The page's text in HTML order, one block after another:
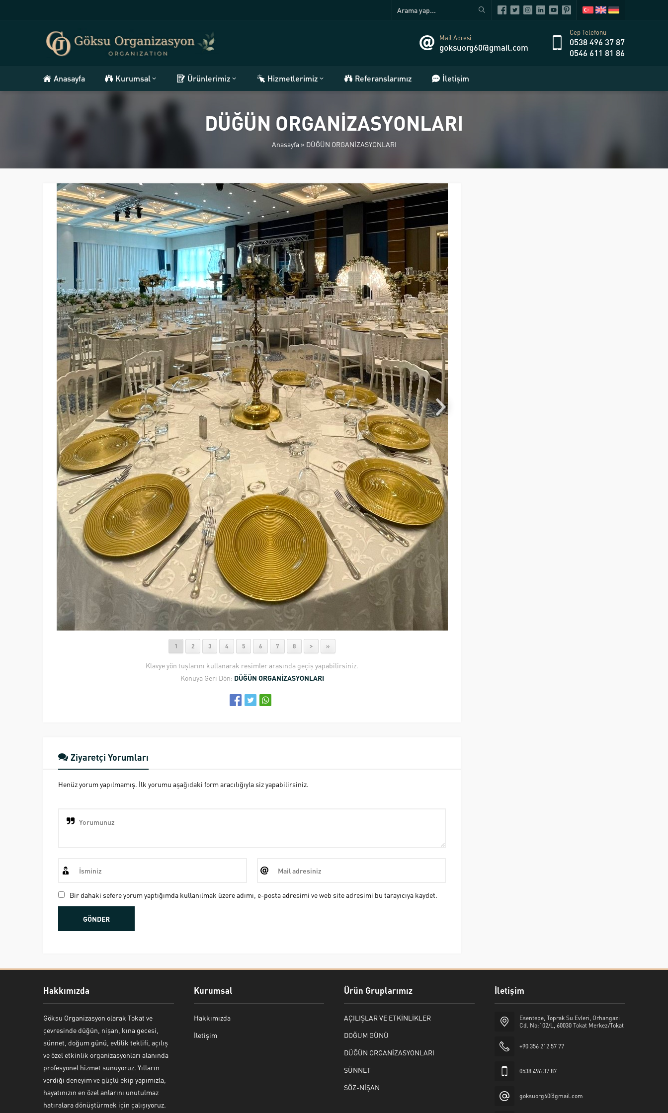
Mail Adresi
goksuorg60@gmail.com
Cep Telefonu
0538 496 37 87
0546 611 81 86
Anasayfa Kurumsal Ürünlerimiz Hizmetlerimiz Referanslarımız İletişim
DÜĞÜN ORGANİZASYONLARI
Anasayfa» DÜĞÜN ORGANİZASYONLARI
1 2 3 4 5 6 7 8 > »
Klavye yön tuşlarını kullanarak resimler arasında geçiş yapabilirsiniz.
Konuya Geri Dön: DÜĞÜN ORGANİZASYONLARI
Ziyaretçi Yorumları
Henüz yorum yapılmamış. İlk yorumu aşağıdaki form aracılığıyla siz yapabilirsiniz.
Bir dahaki sefere yorum yaptığımda kullanılmak üzere adımı, e-posta adresimi ve web site adresimi bu tarayıcıya kaydet.
Hakkımızda
Göksu Organizasyon olarak Tokat ve
çevresinde düğün, nişan, kına gecesi,
sünnet, doğum günü, evlilik teklifi, açılış
ve özel etkinlik organizasyonları alanında
profesyonel hizmet sunuyoruz. Yılların
verdiği deneyim ve güçlü ekip yapımızla,
hayatınızın en özel anlarını unutulmaz
hatıralara dönüştürmek için çalışıyoruz.
Kurumsal
Hakkımızda
İletişim
Ürün Gruplarımız
AÇILIŞLAR VE ETKİNLİKLER
DOĞUM GÜNÜ
DÜĞÜN ORGANİZASYONLARI
SÜNNET
SÖZ-NİŞAN
İletişim
Esentepe, Toprak Su Evleri, Orhangazi
Cd. No:102/L, 60030 Tokat Merkez/Tokat
+90 356 212 57 77
0538 496 37 87
goksuorg60@gmail.com
Bekir Kiper
Cevap Yaz